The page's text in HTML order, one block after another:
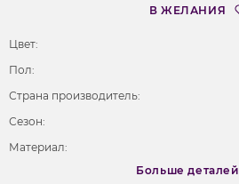
В ЖЕЛАНИЯ
Цвет:
Пол:
Страна производитель:
Сезон:
Материал:
Больше деталей
Меньше деталей